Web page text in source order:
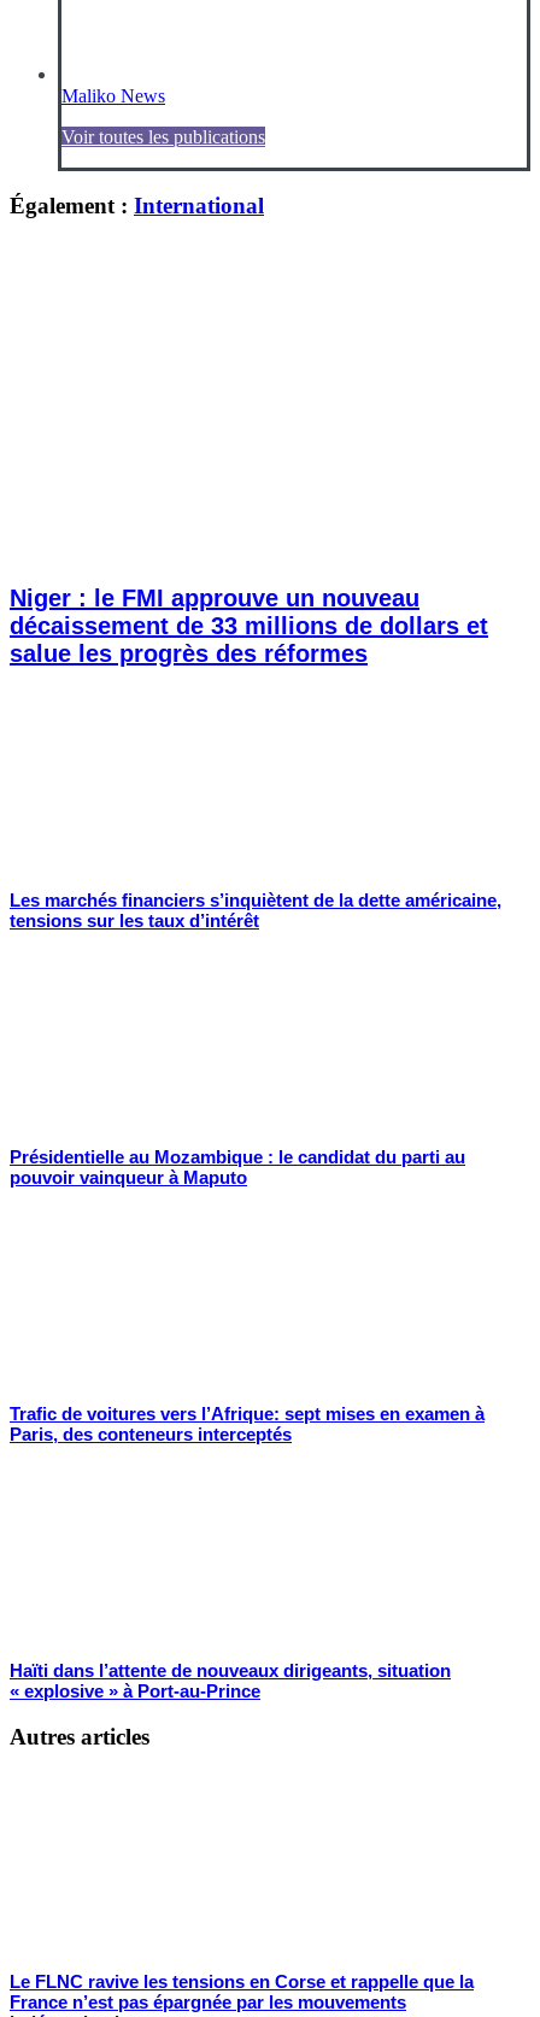
Maliko News
Voir toutes les publications
Également : International
Niger : le FMI approuve un nouveau
décaissement de 33 millions de dollars et
salue les progrès des réformes
Les marchés financiers s’inquiètent de la dette américaine,
tensions sur les taux d’intérêt
Présidentielle au Mozambique : le candidat du parti au
pouvoir vainqueur à Maputo
Trafic de voitures vers l’Afrique: sept mises en examen à
Paris, des conteneurs interceptés
Haïti dans l’attente de nouveaux dirigeants, situation
« explosive » à Port-au-Prince
Autres articles
Le FLNC ravive les tensions en Corse et rappelle que la
France n’est pas épargnée par les mouvements